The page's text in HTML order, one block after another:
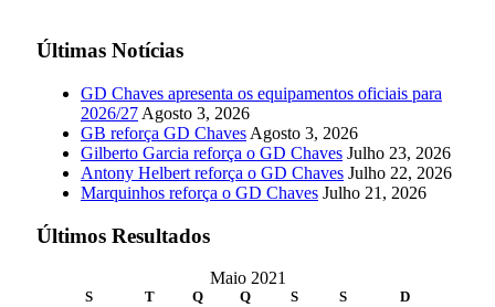
Últimas Notícias
GD Chaves apresenta os equipamentos oficiais para
2026/27 Agosto 3, 2026
GB reforça GD Chaves Agosto 3, 2026
Gilberto Garcia reforça o GD Chaves Julho 23, 2026
Antony Helbert reforça o GD Chaves Julho 22, 2026
Marquinhos reforça o GD Chaves Julho 21, 2026
Últimos Resultados
Maio 2021
S T Q Q S S D